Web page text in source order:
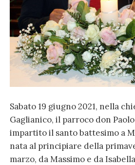
Sabato 19 giugno 2021, nella
Gaglianico, il parroco don
impartito il santo battesimo a
nata al principiare della
marzo, da Massimo e da